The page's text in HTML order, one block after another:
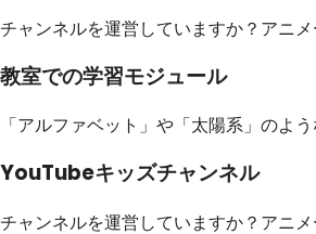
チャンネルを運営していますか？アニ
教室での学習モジュール
「アルファベット」や「太陽系」のよ
YouTubeキッズチャンネル
チャンネルを運営していますか？アニ